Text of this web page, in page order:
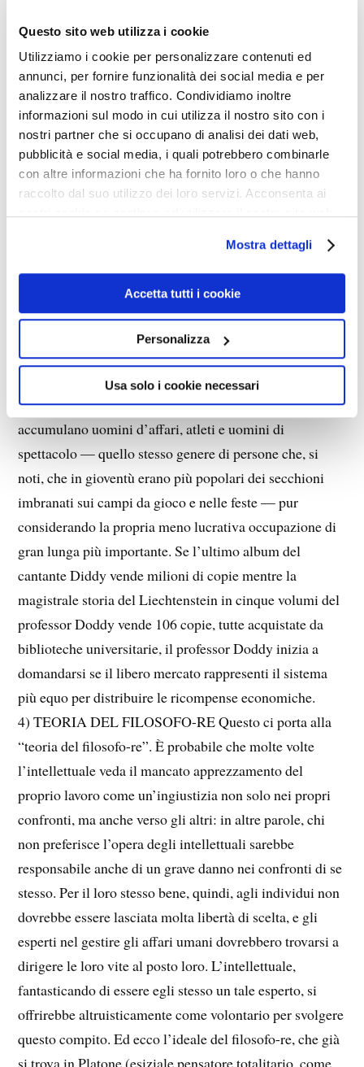
Questo sito web utilizza i cookie
Utilizziamo i cookie per personalizzare contenuti ed
annunci, per fornire funzionalità dei social media e per
analizzare il nostro traffico. Condividiamo inoltre
informazioni sul modo in cui utilizza il nostro sito con i
nostri partner che si occupano di analisi dei dati web,
pubblicità e social media, i quali potrebbero combinarle
con altre informazioni che ha fornito loro o che hanno
raccolto dal suo utilizzo dei loro servizi. Acconsenta ai
Mostra dettagli
Accetta tutti i cookie
Personalizza
Usa solo i cookie necessari
certi casi la libera interazione nel mercato non esiste
perché si formano enormi concentrazioni di capitale e
multinazionali che controllano il mercato. Ma,
attenzione, sinistroidi e miliardari vanno spesso a
braccetto: come mai? Perché il colosso economico cerca
alleanze nello Stato, e le trova, mentre lo Stato e i suoi
intellettuali-burocrati trovano conveniente accordarsi
3) TEORIA DEL RISENTIMENTO Non solo negli
anni della loro formazione, ma anche durante la loro vita
lavorativa gli intellettuali tendono a vedersi trattati
ingiustamente dai loro coetanei. Come Ludwig von
Mises ha sottolineato in La mentalità anticapitalistica,
gli intellettuali provano risentimento per i più elevati
guadagni monetari che nella società capitalistica
accumulano uomini d’affari, atleti e uomini di
spettacolo — quello stesso genere di persone che, si
noti, che in gioventù erano più popolari dei secchioni
imbranati sui campi da gioco e nelle feste — pur
considerando la propria meno lucrativa occupazione di
gran lunga più importante. Se l’ultimo album del
cantante Diddy vende milioni di copie mentre la
magistrale storia del Liechtenstein in cinque volumi del
professor Doddy vende 106 copie, tutte acquistate da
biblioteche universitarie, il professor Doddy inizia a
domandarsi se il libero mercato rappresenti il sistema
più equo per distribuire le ricompense economiche.
4) TEORIA DEL FILOSOFO-RE Questo ci porta alla
“teoria del filosofo-re”. È probabile che molte volte
l’intellettuale veda il mancato apprezzamento del
proprio lavoro come un’ingiustizia non solo nei propri
confronti, ma anche verso gli altri: in altre parole, chi
non preferisce l’opera degli intellettuali sarebbe
responsabile anche di un grave danno nei confronti di se
stesso. Per il loro stesso bene, quindi, agli individui non
dovrebbe essere lasciata molta libertà di scelta, e gli
esperti nel gestire gli affari umani dovrebbero trovarsi a
dirigere le loro vite al posto loro. L’intellettuale,
fantasticando di essere egli stesso un tale esperto, si
offrirebbe altruisticamente come volontario per svolgere
questo compito. Ed ecco l’ideale del filosofo-re, che già
si trova in Platone (esiziale pensatore totalitario, come